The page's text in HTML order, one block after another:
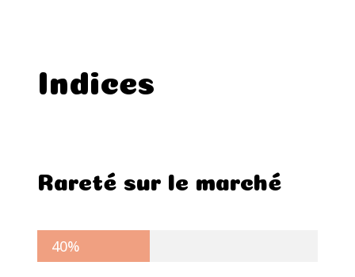
Indices
Rareté sur le marché
40%